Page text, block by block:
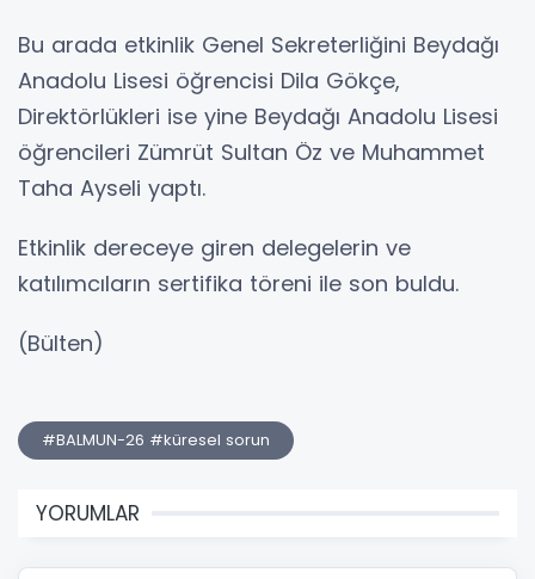
Bu arada etkinlik Genel Sekreterliğini Beydağı
Anadolu Lisesi öğrencisi Dila Gökçe,
Direktörlükleri ise yine Beydağı Anadolu Lisesi
öğrencileri Zümrüt Sultan Öz ve Muhammet
Taha Ayseli yaptı.
Etkinlik dereceye giren delegelerin ve
katılımcıların sertifika töreni ile son buldu.
(Bülten)
#BALMUN-26 #küresel sorun
YORUMLAR